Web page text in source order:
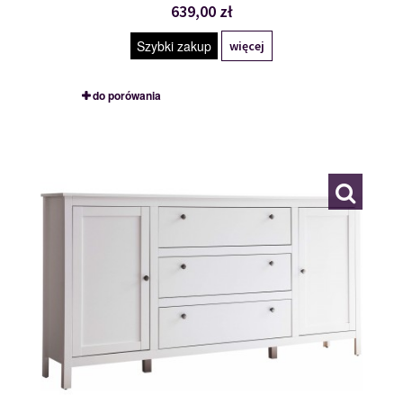
639,00 zł
Szybki zakup więcej
do porówania